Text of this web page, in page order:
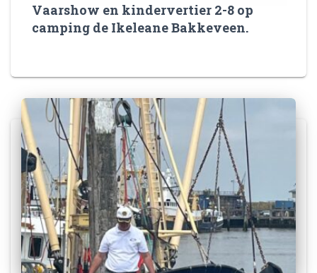
Vaarshow en kindervertier 2-8 op
camping de Ikeleane Bakkeveen.